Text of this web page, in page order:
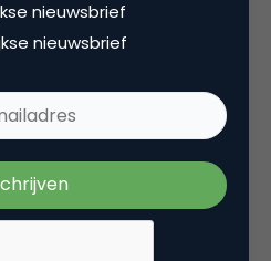
van creativiteit in
Big data kan niet
te zijn.
data ligt dan ook op
om zowel de
–
in logica, analyse, feiten
te laten samenwerken
nieuwsbrief
nieuwsbrief